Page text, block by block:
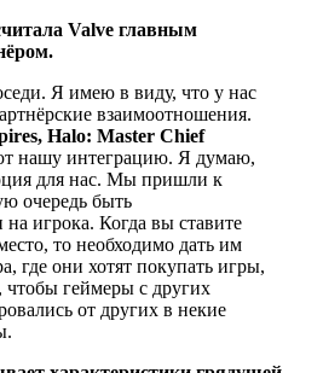
Valve главным
Я имею в виду, что у нас
взаимоотношения.
Halo: Master Chief
нашу интеграцию. Я думаю,
для нас. Мы пришли к
очередь быть
игрока. Когда вы ставите
то необходимо дать им
где они хотят покупать игры,
геймеры с других
от других в некие